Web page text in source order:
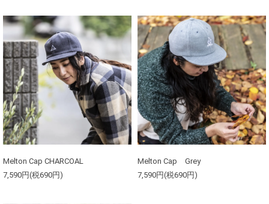
Melton Cap CHARCOAL
7,590円(税690円)
Melton Cap Grey
7,590円(税690円)